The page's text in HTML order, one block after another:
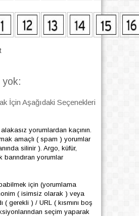
yok:
İçin Aşağıdaki Seçenekleri
yorumlardan kaçının.
amaçlı ( spam ) yorumlar
silinir ). Argo, küfür,
yorumlar
için (yorumlama
( isimsiz olarak ) veya
( gerekli ) / URL ( kısmını boş
seçim yaparak